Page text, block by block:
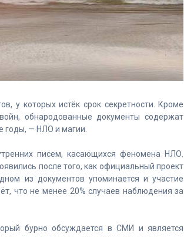
у которых истёк срок секретности. Кроме
обнародованные документы содержат
годы, — НЛО и магии.
писем, касающихся феномена НЛО.
после того, как официальный проект
из документов упоминается и участие
что не менее 20% случаев наблюдения за
бурно обсуждается в СМИ и является